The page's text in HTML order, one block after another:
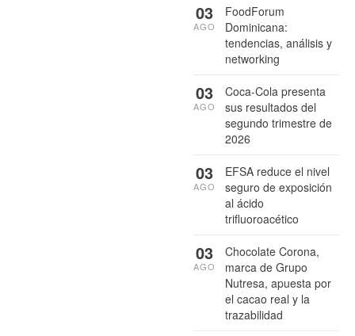
FoodForum
Dominicana:
tendencias, análisis y
networking
03
AGO
Coca-Cola presenta
sus resultados del
segundo trimestre de
2026
03
AGO
EFSA reduce el nivel
seguro de exposición
al ácido
trifluoroacético
03
AGO
Chocolate Corona,
marca de Grupo
Nutresa, apuesta por
el cacao real y la
trazabilidad
03
AGO